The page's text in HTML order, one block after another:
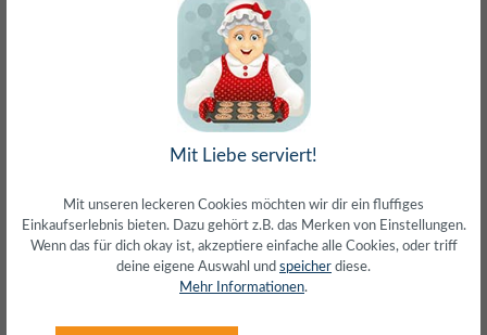
meist direkt aus Waiblingen
30 Tage Rückgaberecht
ohne Risiko bestellen
– Frag den Profi!
kostenlos und persönlich
Über 20+ Jahre Erfahrung
wir wissen von was wir sprechen
Mit Liebe serviert!
Mit unseren leckeren Cookies möchten wir dir ein fluffiges
Einkaufserlebnis bieten. Dazu gehört z.B. das Merken von Einstellungen.
Wenn das für dich okay ist, akzeptiere einfache alle Cookies, oder triff
deine eigene Auswahl und speicher diese.
Mehr Informationen.